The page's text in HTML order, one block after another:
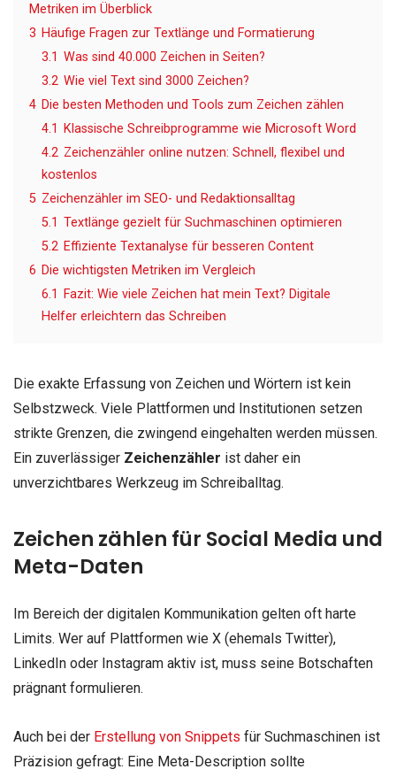
Metriken im Überblick
3 Häufige Fragen zur Textlänge und Formatierung
3.1 Was sind 40.000 Zeichen in Seiten?
3.2 Wie viel Text sind 3000 Zeichen?
4 Die besten Methoden und Tools zum Zeichen zählen
4.1
Klassische Schreibprogramme wie Microsoft Word
4.2 Zeichenzähler online nutzen: Schnell, flexibel und
kostenlos
5 Zeichenzähler im SEO- und Redaktionsalltag
5.1 Textlänge gezielt für Suchmaschinen optimieren
5.2 Effiziente Textanalyse für besseren Content
6 Die wichtigsten Metriken im Vergleich
6.1
Fazit: Wie viele Zeichen hat mein Text? Digitale
Helfer erleichtern das Schreiben
Die exakte Erfassung von Zeichen und Wörtern ist kein
Selbstzweck. Viele Plattformen und Institutionen setzen
strikte Grenzen, die zwingend eingehalten werden müssen.
Ein zuverlässiger Zeichenzähler ist daher ein
unverzichtbares Werkzeug im Schreiballtag.
Zeichen zählen für Social Media und
Meta-Daten
Im Bereich der digitalen Kommunikation gelten oft harte
Limits. Wer auf Plattformen wie X (ehemals Twitter),
LinkedIn oder Instagram aktiv ist, muss seine Botschaften
prägnant formulieren.
Auch bei der Erstellung von Snippets für Suchmaschinen ist
Präzision gefragt: Eine Meta-Description sollte